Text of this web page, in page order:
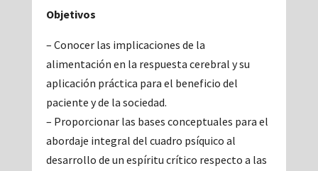
Objetivos
– Conocer las implicaciones de la
alimentación en la respuesta cerebral y su
aplicación práctica para el beneficio del
paciente y de la sociedad.
– Proporcionar las bases conceptuales para el
abordaje integral del cuadro psíquico al
desarrollo de un espíritu crítico respecto a las